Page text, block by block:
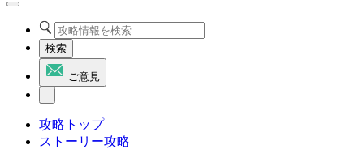
検索
ご意見
攻略トップ
ストーリー攻略